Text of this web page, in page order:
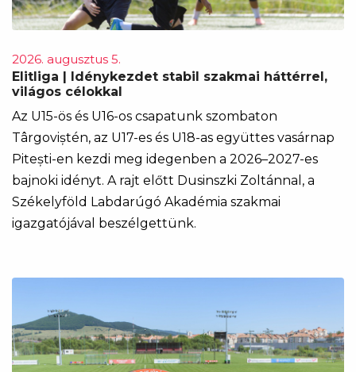
2026. augusztus 5.
Elitliga | Idénykezdet stabil szakmai háttérrel,
világos célokkal
Az U15-ös és U16-os csapatunk szombaton
Târgoviștén, az U17-es és U18-as együttes vasárnap
Pitești-en kezdi meg idegenben a 2026–2027-es
bajnoki idényt. A rajt előtt Dusinszki Zoltánnal, a
Székelyföld Labdarúgó Akadémia szakmai
igazgatójával beszélgettünk.